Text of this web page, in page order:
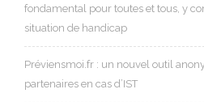
fondamental pour toutes et tous, y
situation de handicap
Préviensmoi.fr : un nouvel outil
partenaires en cas d’IST